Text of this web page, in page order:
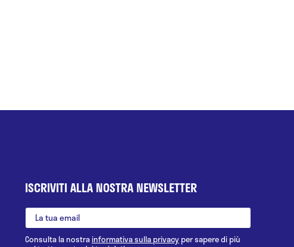
ISCRIVITI ALLA NOSTRA NEWSLETTER
Consulta la nostrainformativa sulla privacy per sapere di più